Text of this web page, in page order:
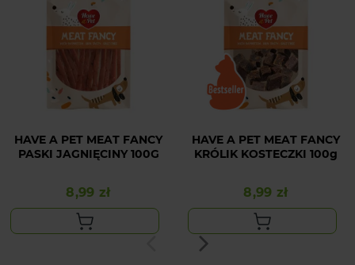
HAVE A PET MEAT FANCY
PASKI JAGNIĘCINY 100G
Cena
8,99 zł
HAVE A PET MEAT FANCY
KRÓLIK KOSTECZKI 100g
Cena
8,99 zł